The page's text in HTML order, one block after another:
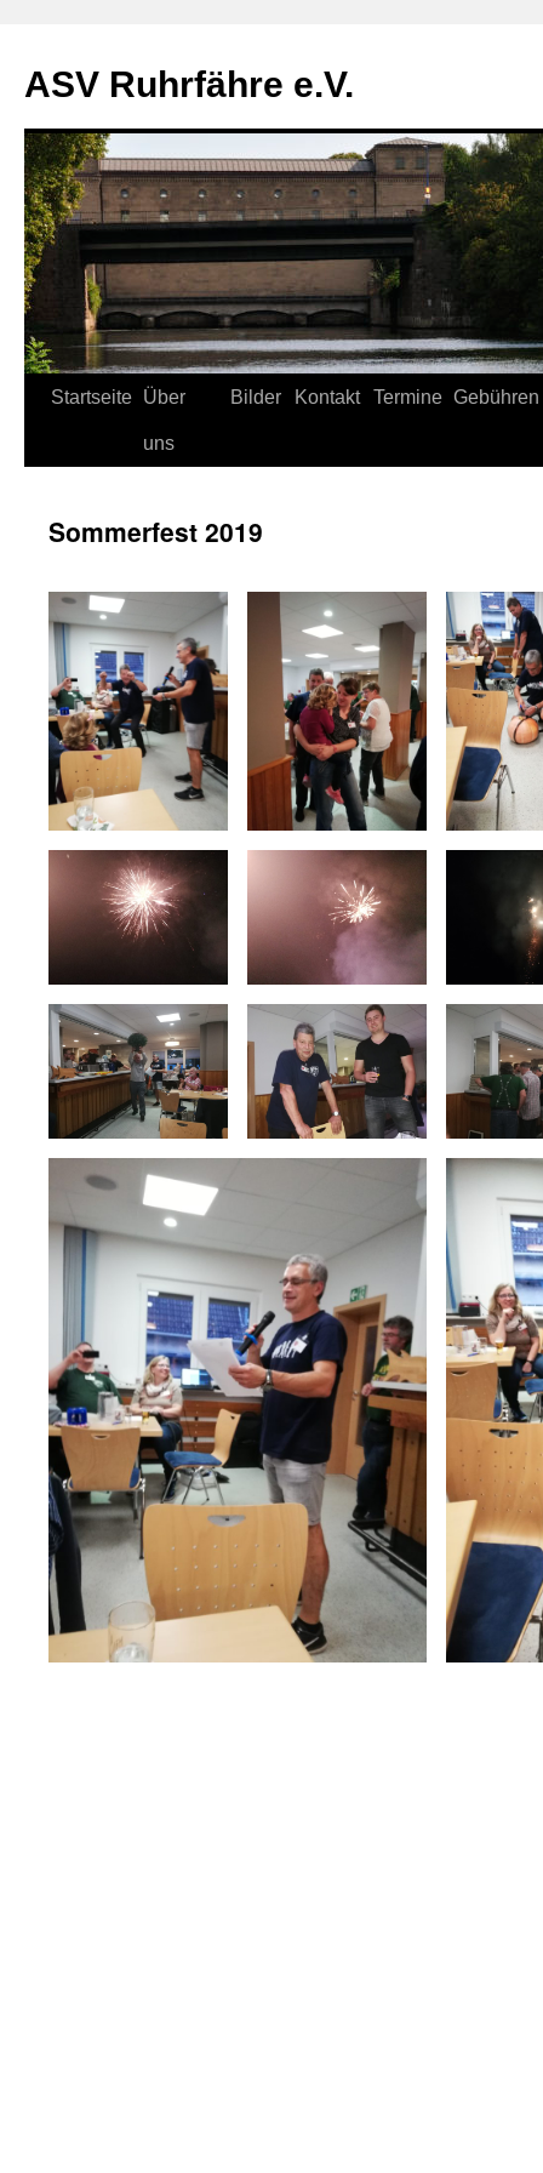
ASV Ruhrfähre e.V.
Zum
Startseite Über
uns
Bilder Kontakt Termine Gebühren
Sommerfest 2019